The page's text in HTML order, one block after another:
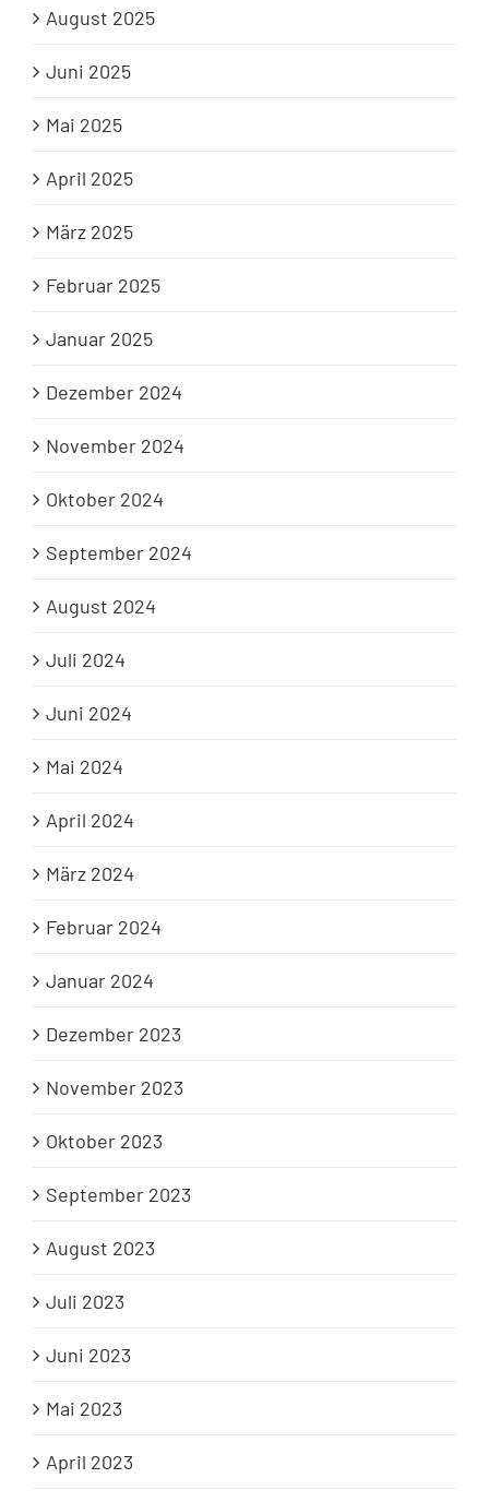
August 2025
Juni 2025
Mai 2025
April 2025
März 2025
Februar 2025
Januar 2025
Dezember 2024
November 2024
Oktober 2024
September 2024
August 2024
Juli 2024
Juni 2024
Mai 2024
April 2024
März 2024
Februar 2024
Januar 2024
Dezember 2023
November 2023
Oktober 2023
September 2023
August 2023
Juli 2023
Juni 2023
Mai 2023
April 2023